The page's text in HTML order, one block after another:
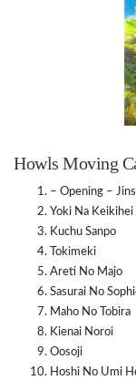
Howls Moving
– Opening –
Yoki Na Keikihei
Kuchu Sanpo
Tokimeki
Areti No Majo
Sasurai No
Maho No Tobira
Kienai Noroi
Oosoji
Hoshi No Umi